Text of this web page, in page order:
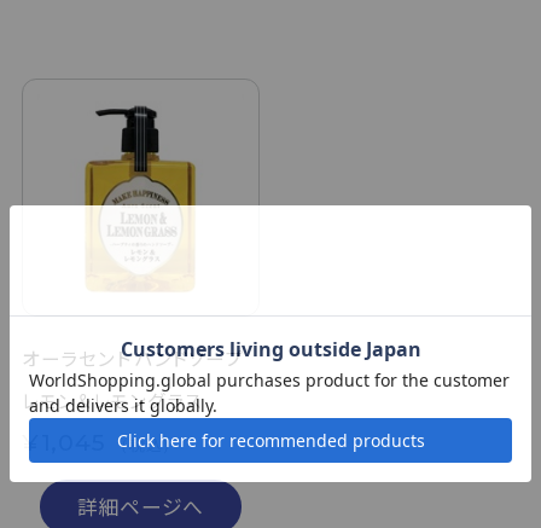
オーラセント ハンドソープ
レモン＆レモングラス
（税込）
詳細ページへ